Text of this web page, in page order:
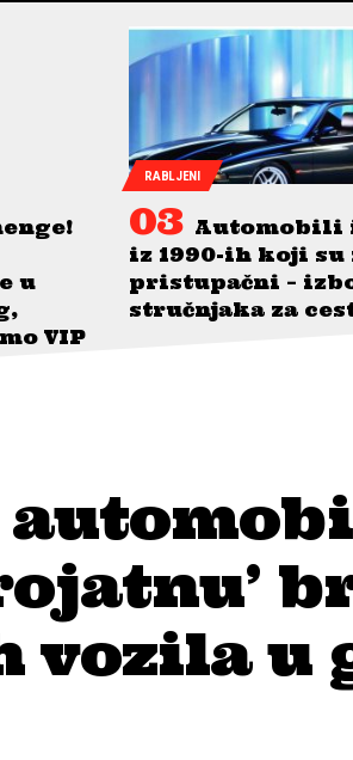
u
VIP
RABLJENI
Automobili
iz 1990-ih koji su
pristupačni –
stručnjaka za
vozila u